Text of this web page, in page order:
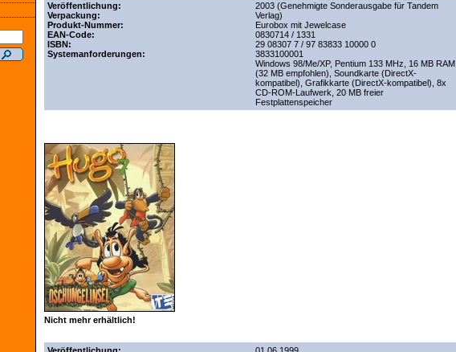
Veröffentlichung:
Verpackung:
Produkt-Nummer:
EAN-Code:
ISBN:
Systemanforderungen:
2003 (Genehmigte Sonderausgabe für Tandem
Verlag)
Eurobox mit Jewelcase
0830714 / 1331
29 08307 7 / 97 83833 10000 0
3833100001
Windows 98/Me/XP, Pentium 133 MHz, 16 MB RAM
(32 MB empfohlen), Soundkarte (DirectX-
kompatibel), Grafikkarte (DirectX-kompatibel), 8x
CD-ROM-Laufwerk, 20 MB freier
Festplattenspeicher
Nicht mehr erhältlich!